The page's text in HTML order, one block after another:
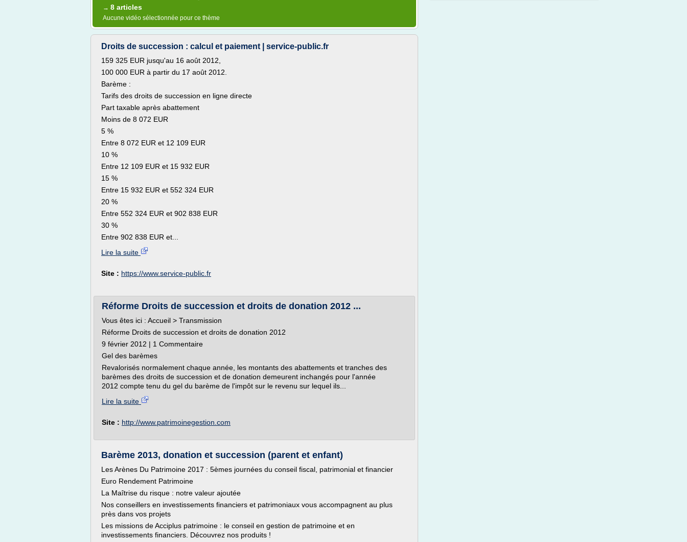
→ 8 articles
Aucune vidéo sélectionnée pour ce thème
Droits de succession : calcul et paiement | service-public.fr
159 325 EUR jusqu'au 16 août 2012,
100 000 EUR à partir du 17 août 2012.
Barème :
Tarifs des droits de succession en ligne directe
Part taxable après abattement
Moins de 8 072 EUR
5 %
Entre 8 072 EUR et 12 109 EUR
10 %
Entre 12 109 EUR et 15 932 EUR
15 %
Entre 15 932 EUR et 552 324 EUR
20 %
Entre 552 324 EUR et 902 838 EUR
30 %
Entre 902 838 EUR et...
Lire la suite
Site : https://www.service-public.fr
Réforme Droits de succession et droits de donation 2012 ...
Vous êtes ici : Accueil > Transmission
Réforme Droits de succession et droits de donation 2012
9 février 2012 | 1 Commentaire
Gel des barèmes
Revalorisés normalement chaque année, les montants des abattements et tranches des
barèmes des droits de succession et de donation demeurent inchangés pour l'année
2012 compte tenu du gel du barème de l'impôt sur le revenu sur lequel ils...
Lire la suite
Site : http://www.patrimoinegestion.com
Barème 2013, donation et succession (parent et enfant)
Les Arènes Du Patrimoine 2017 : 5èmes journées du conseil fiscal, patrimonial et financier
Euro Rendement Patrimoine
La Maîtrise du risque : notre valeur ajoutée
Nos conseillers en investissements financiers et patrimoniaux vous accompagnent au plus
près dans vos projets
Les missions de Acciplus patrimoine : le conseil en gestion de patrimoine et en
investissements financiers. Découvrez nos produits !